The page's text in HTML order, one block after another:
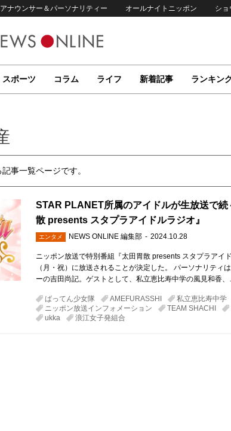
アナウンサー＆パーソナリティー オールナイトニッポン ショ
スポーツ コラム ライフ 新着記事 ランキン
事一覧ページです。
STAR PLANET所属のアイドルが生放送で続
散 presents スタプラアイドルラジオ』
エンタメ NEWS ONLINE 編集部 2024.10.28
ニッポン放送で特別番組『太田胃散 presents スタプラアイ
（月・祝）に放送されることが決定した。 パーソナリティ
ーの吉田尚記。ゲストとして、私立恵比寿中学の風見和香
ばってん少女隊 AMEFURASSHI 私立恵比寿中学
ニッポン放送インフォメーション
TEAM SHACHI
ukka
浪江女子発組合